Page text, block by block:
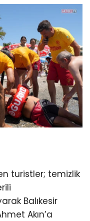
turistler; temizlik
Balıkesir
Akın’a